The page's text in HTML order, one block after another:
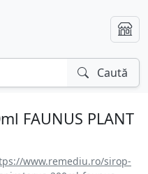
Caută
FAUNUS PLANT
www.remediu.ro/sirop-